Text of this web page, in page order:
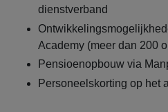
dienstverband
Academy (meer dan 200
Pensioenopbouw via
Personeelskorting op het